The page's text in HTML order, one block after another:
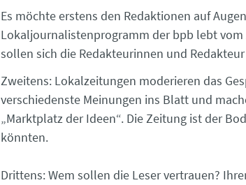
Es möchte erstens den Redaktionen auf
Lokaljournalistenprogramm der bpb lebt
sollen sich die Redakteurinnen und
Zweitens: Lokalzeitungen moderieren das
verschiedenste Meinungen ins Blatt und
„Marktplatz der Ideen“. Die Zeitung ist der
könnten.
Drittens: Wem sollen die Leser vertrauen?